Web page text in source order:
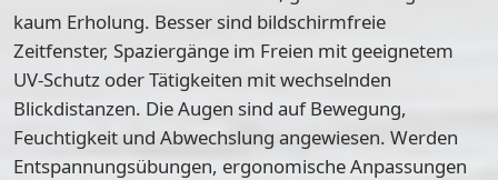
kaum Erholung. Besser sind bildschirmfreie
Zeitfenster, Spaziergänge im Freien mit geeignetem
UV-Schutz oder Tätigkeiten mit wechselnden
Blickdistanzen. Die Augen sind auf Bewegung,
Feuchtigkeit und Abwechslung angewiesen. Werden
Entspannungsübungen, ergonomische Anpassungen